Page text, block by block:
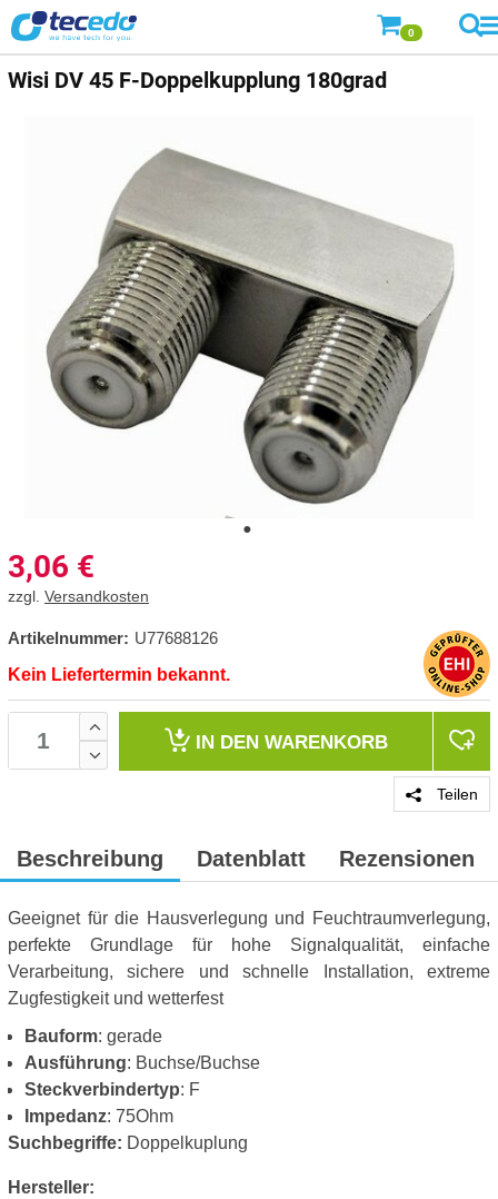
0
Wisi DV 45 F-Doppelkupplung 180grad
3,06 €
zzgl. Versandkosten
Artikelnummer: U77688126
Kein Liefertermin bekannt.
IN DEN WARENKORB
Teilen
Beschreibung Datenblatt Rezensionen
Geeignet für die Hausverlegung und Feuchtraumverlegung,
perfekte Grundlage für hohe Signalqualität, einfache
Verarbeitung, sichere und schnelle Installation, extreme
Zugfestigkeit und wetterfest
Bauform: gerade
Ausführung: Buchse/Buchse
Steckverbindertyp: F
Impedanz: 75Ohm
Suchbegriffe: Doppelkuplung
Hersteller: